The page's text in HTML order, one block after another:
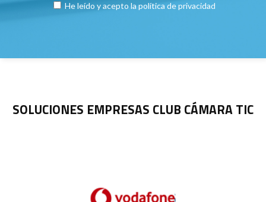
He leído y acepto la política de privacidad
SOLUCIONES EMPRESAS CLUB CÁMARA TIC